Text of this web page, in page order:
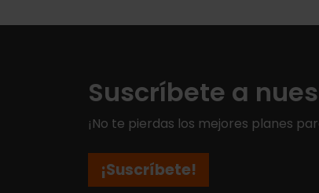
Suscríbete a
¡No te pierdas los mejores planes
¡Suscríbete!